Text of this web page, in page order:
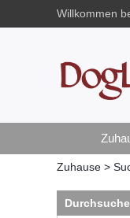
Willkommen
Zuhause >